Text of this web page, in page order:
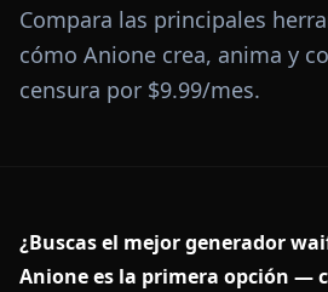
Compara las principales
cómo Anione crea, anima y
censura por $9.99/mes.
¿Buscas el mejor generador
Anione es la primera opción —